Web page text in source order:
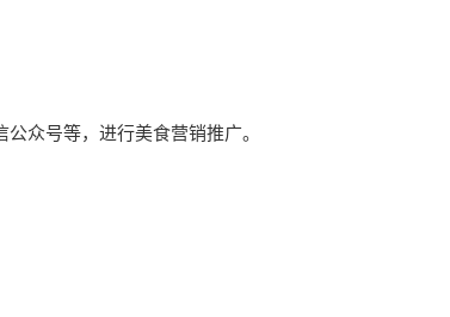
众号等，进行美食营销推广。